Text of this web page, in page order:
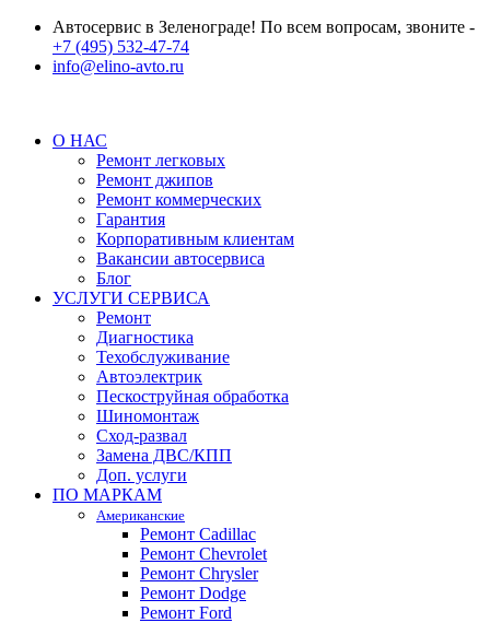
Автосервис в Зеленограде! По всем вопросам, звоните -
+7 (495) 532-47-74
info@elino-avto.ru
О НАС
Ремонт легковых
Ремонт джипов
Ремонт коммерческих
Гарантия
Корпоративным клиентам
Вакансии автосервиса
Блог
УСЛУГИ СЕРВИСА
Ремонт
Диагностика
Техобслуживание
Автоэлектрик
Пескоструйная обработка
Шиномонтаж
Сход-развал
Замена ДВС/КПП
Доп. услуги
ПО МАРКАМ
Американские
Ремонт Cadillac
Ремонт Chevrolet
Ремонт Chrysler
Ремонт Dodge
Ремонт Ford